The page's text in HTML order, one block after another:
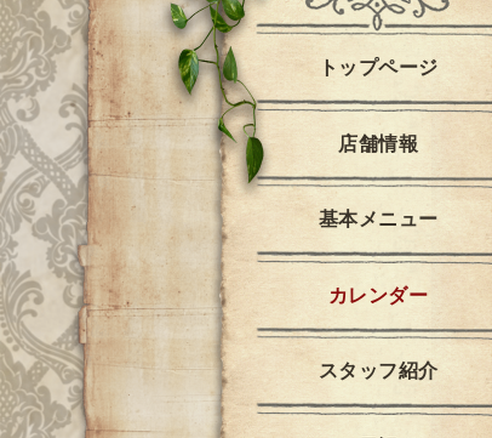
トップページ
店舗情報
基本メニュー
カレンダー
スタッフ紹介